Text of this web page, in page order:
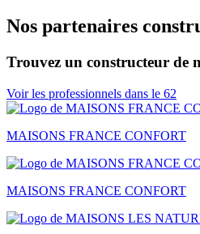
Nos partenaires
Trouvez un constructeur de
Voir les professionnels dans le 62
MAISONS FRANCE CONFORT
MAISONS FRANCE CONFORT